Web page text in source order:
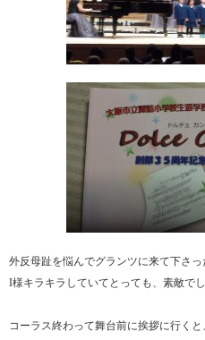
外反母趾を悩んでグランツに来て下さ
I様キラキラしていてとっても、素敵で
コーラス終わって舞台前に挨拶に行く